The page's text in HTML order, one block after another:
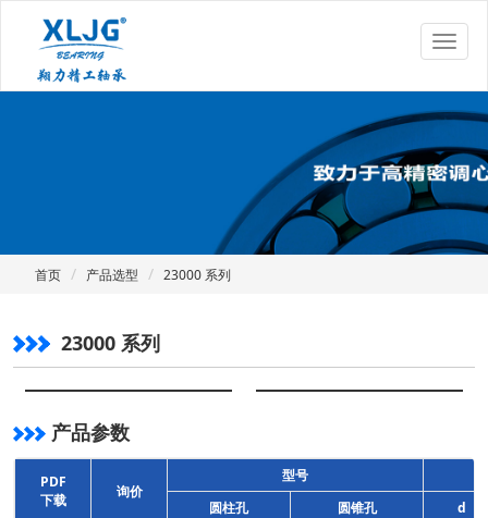
首页 产品选型 23000 系列
23000 系列
产品参数
PDF
下载
询价
型号
圆柱孔
圆锥孔 d